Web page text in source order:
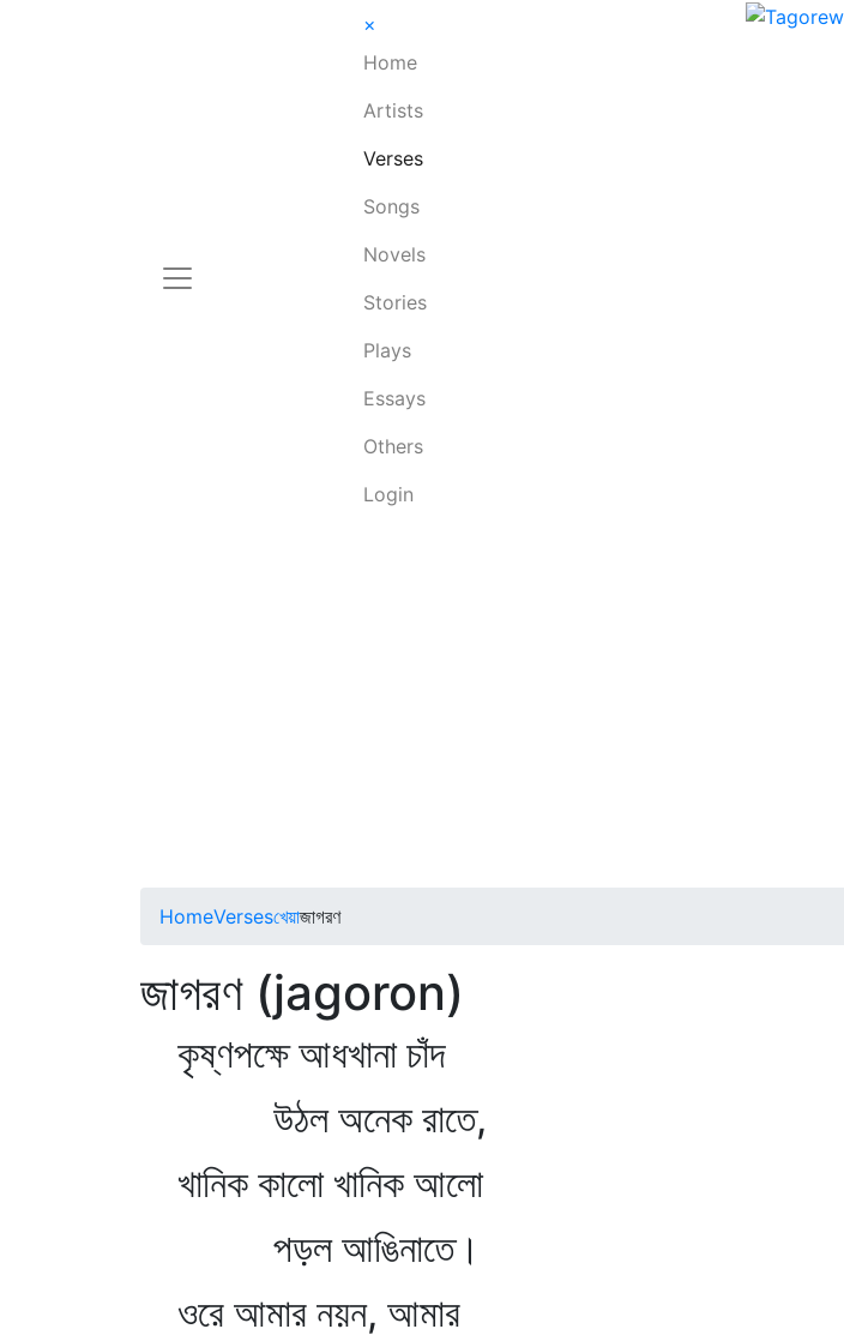
×
Home
Artists
Verses
Songs
Novels
Stories
Plays
Essays
Others
Login
HomeVersesখেয়াজাগরণ
জাগরণ (jagoron)
কৃষ্ণপক্ষে আধখানা চাঁদ
উঠল অনেক রাতে,
খানিক কালো খানিক আলো
পড়ল আঙিনাতে।
ওরে আমার নয়ন, আমার